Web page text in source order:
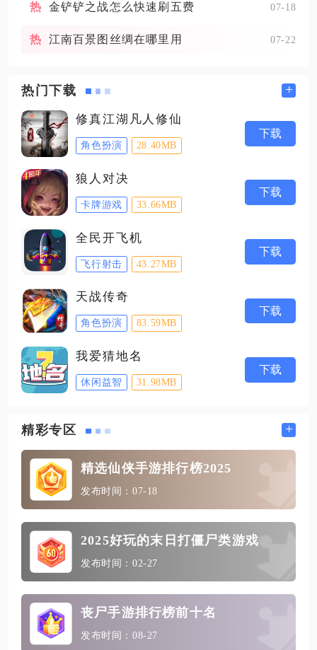
金铲铲之战怎么快速刷五费 07-18
江南百景图丝绸在哪里用 07-22
热门下载 +
修真江湖凡人修仙
角色扮演 28.40MB
下载
狼人对决
卡牌游戏 33.66MB
下载
全民开飞机
飞行射击 43.27MB
下载
天战传奇
角色扮演 83.59MB
下载
我爱猜地名
休闲益智 31.98MB
下载
精彩专区 +
精选仙侠手游排行榜2025
发布时间：07-18
2025好玩的末日打僵尸类游戏
发布时间：02-27
丧尸手游排行榜前十名
发布时间：08-27